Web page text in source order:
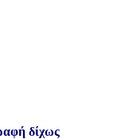
δίχως